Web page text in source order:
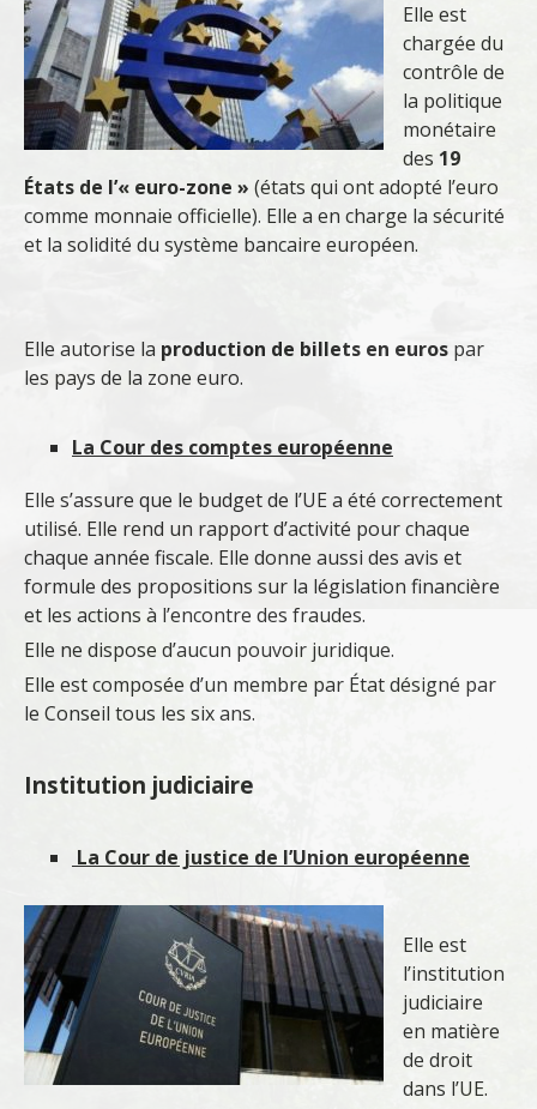
Elle est
chargée du
contrôle de
la politique
monétaire
des 19
États de l’« euro-zone » (états qui ont adopté l’euro
comme monnaie officielle). Elle a en charge la sécurité
et la solidité du système bancaire européen.
Elle autorise la production de billets en euros par
les pays de la zone euro.
La Cour des comptes européenne
Elle s’assure que le budget de l’UE a été correctement
utilisé. Elle rend un rapport d’activité pour chaque
chaque année fiscale. Elle donne aussi des avis et
formule des propositions sur la législation financière
et les actions à l’encontre des fraudes.
Elle ne dispose d’aucun pouvoir juridique.
Elle est composée d’un membre par État désigné par
le Conseil tous les six ans.
Institution judiciaire
La Cour de justice de l’Union européenne
Elle est
l’institution
judiciaire
en matière
de droit
dans l’UE.